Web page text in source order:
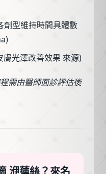
劑型維持時間具體數
膚光澤改善效果 來源)
需由醫師面診評估後